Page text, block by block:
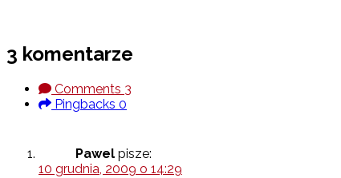
3 komentarze
Comments 3
Pingbacks 0
Pawel pisze:
10 grudnia, 2009 o 14:29